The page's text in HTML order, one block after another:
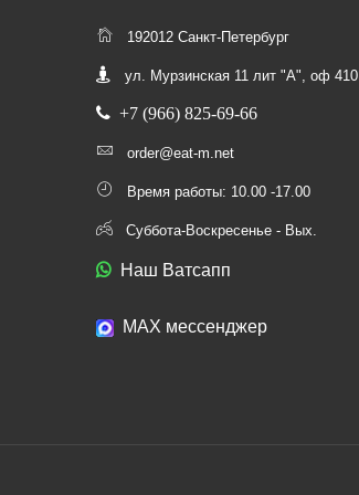
192012 Санкт-Петербург
ул. Мурзинская 11 лит "А", оф 410
+7 (966) 825-69-66
order@eat-m.net
Время работы: 10.00 -17.00
Суббота-Воскресенье - Вых.
Наш Ватсапп
МАХ мессенджер